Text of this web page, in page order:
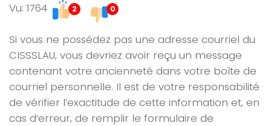
Vu: 1764 2 0
Si vous ne possédez pas une adresse courriel du
CISSSLAU, vous devriez avoir reçu un message
contenant votre ancienneté dans votre boîte de
courriel personnelle. Il est de votre responsabilité
de vérifier l’exactitude de cette information et, en
cas d’erreur, de remplir le formulaire de